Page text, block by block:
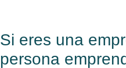
Si eres una
persona